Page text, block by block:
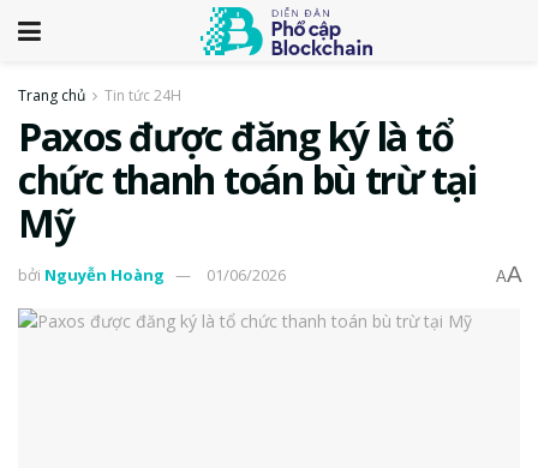
Trang chủ Tin tức 24H
Paxos được đăng ký là tổ
chức thanh toán bù trừ tại
Mỹ
bởi Nguyễn Hoàng 01/06/2026 AA